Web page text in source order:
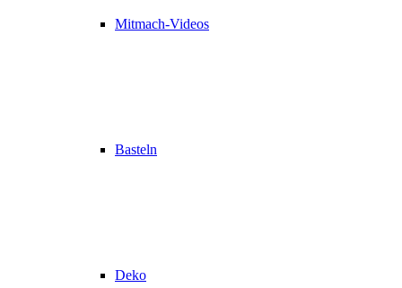
Mitmach-Videos
Basteln
Deko